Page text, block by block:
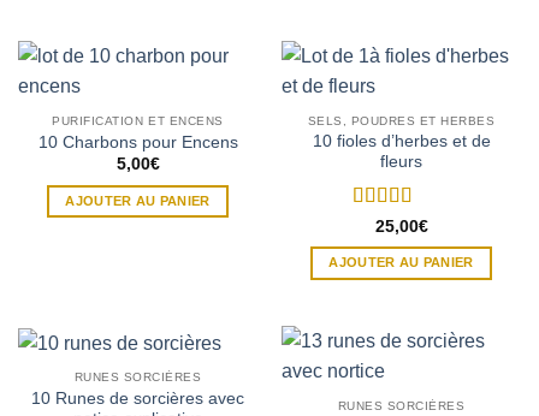
PURIFICATION ET ENCENS
10 Charbons pour Encens
5,00€
AJOUTER AU PANIER
SELS, POUDRES ET HERBES
10 fioles d’herbes et de
fleurs
Note 5sur 5
25,00€
AJOUTER AU PANIER
RUNES SORCIÈRES
10 Runes de sorcières avec
RUNES SORCIÈRES